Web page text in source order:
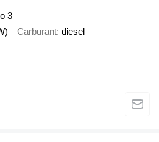
3
Carburant diesel